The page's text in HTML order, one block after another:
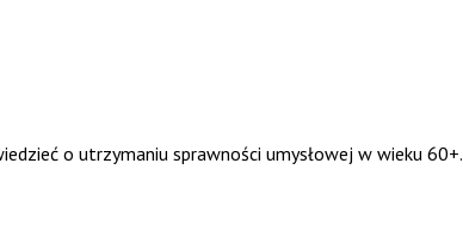
o utrzymaniu sprawności umysłowej w wieku 60+.